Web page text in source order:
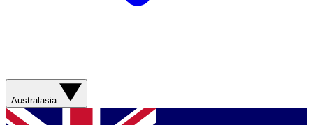
Australasia